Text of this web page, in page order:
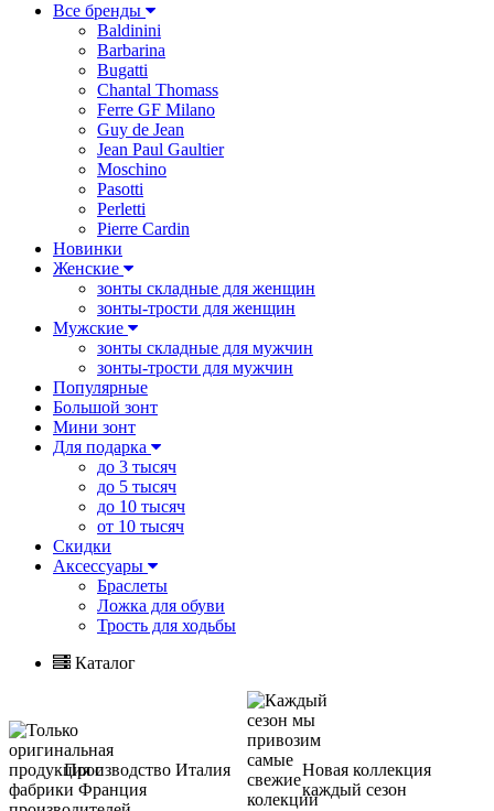
Все бренды
Baldinini
Barbarina
Bugatti
Chantal Thomass
Ferre GF Milano
Guy de Jean
Jean Paul Gaultier
Moschino
Pasotti
Perletti
Pierre Cardin
Новинки
Женские
зонты складные для женщин
зонты-трости для женщин
Мужские
зонты складные для мужчин
зонты-трости для мужчин
Популярные
Большой зонт
Мини зонт
Для подарка
до 3 тысяч
до 5 тысяч
до 10 тысяч
от 10 тысяч
Скидки
Аксессуары
Браслеты
Ложка для обуви
Трость для ходьбы
Каталог
Производство Италия
и Франция
Новая коллекция
каждый сезон